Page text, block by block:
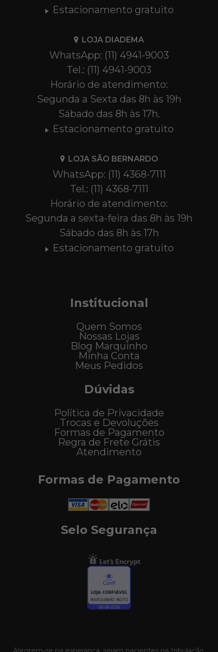
Estacionamento gratuito
LOJA DIADEMA
WhatsApp: (11) 4941-9003
Tel.: (11) 4941-9003
Horário de atendimento:
Segunda a Sexta das 8h às 19h
Sábado das 8h às 17h.
Estacionamento gratuito
LOJA SÃO BERNARDO
WhatsApp: (11) 4368-7111
Tel.: (11) 4368-7111
Horário de atendimento:
Segunda a sexta-feira das 8h às 19h
Sábado das 8h às 17h
Estacionamento gratuito
Institucional
Quem Somos
Nossas Lojas
Blog Marquinho
Minha Conta
Meus Pedidos
Dúvidas
Política de Privacidade
Trocas e Devoluções
Formas de Pagamento
Regra de Frete Grátis
Atendimento
Formas de Pagamento
Selo Segurança